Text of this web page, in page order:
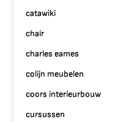
catawiki
chair
charles eames
colijn meubelen
coors interieurbouw
cursussen